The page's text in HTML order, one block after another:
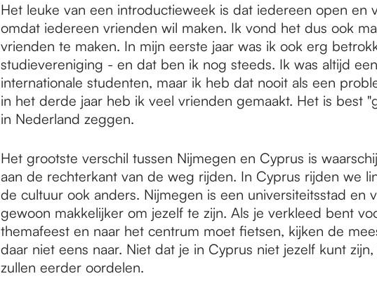
Het leuke van een introductieweek is dat iedereen open en
omdat iedereen vrienden wil maken. Ik vond het dus ook
vrienden te maken. In mijn eerste jaar was ik ook erg
studievereniging - en dat ben ik nog steeds. Ik was altijd
internationale studenten, maar ik heb dat nooit als een
in het derde jaar heb ik veel vrienden gemaakt. Het is best
in Nederland zeggen.
Het grootste verschil tussen Nijmegen en Cyprus is
aan de rechterkant van de weg rijden. In Cyprus rijden we
de cultuur ook anders. Nijmegen is een universiteitsstad en
gewoon makkelijker om jezelf te zijn. Als je verkleed bent
themafeest en naar het centrum moet fietsen, kijken de
daar niet eens naar. Niet dat je in Cyprus niet jezelf kunt
zullen eerder oordelen.